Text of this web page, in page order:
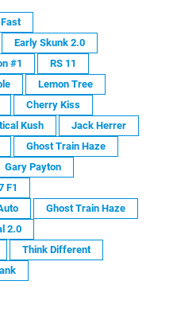
Early Skunk 2.0
#1
RS 11
Lemon Tree
Cherry Kiss
Kush
Jack Herrer
Ghost Train Haze
Gary Payton
F1
Ghost Train Haze
2.0
Think Different